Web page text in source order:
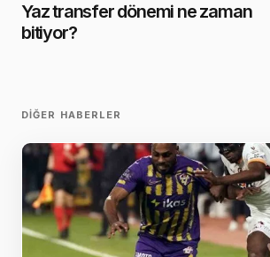
Yaz transfer dönemi ne zaman
bitiyor?
DIĞER HABERLER